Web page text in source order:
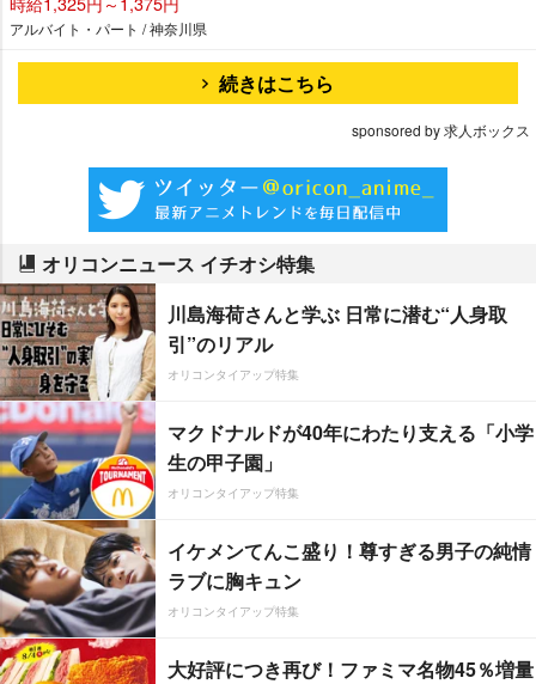
アルバイト・パート / 神奈川県
続きはこちら
sponsored by 求人ボックス
オリコンニュース イチオシ特集
川島海荷さんと学ぶ 日常に潜む“人身取
引”のリアル
オリコンタイアップ特集
マクドナルドが40年にわたり支える「小学
生の甲子園」
オリコンタイアップ特集
イケメンてんこ盛り！尊すぎる男子の純情
ラブに胸キュン
オリコンタイアップ特集
大好評につき再び！ファミマ名物45％増量